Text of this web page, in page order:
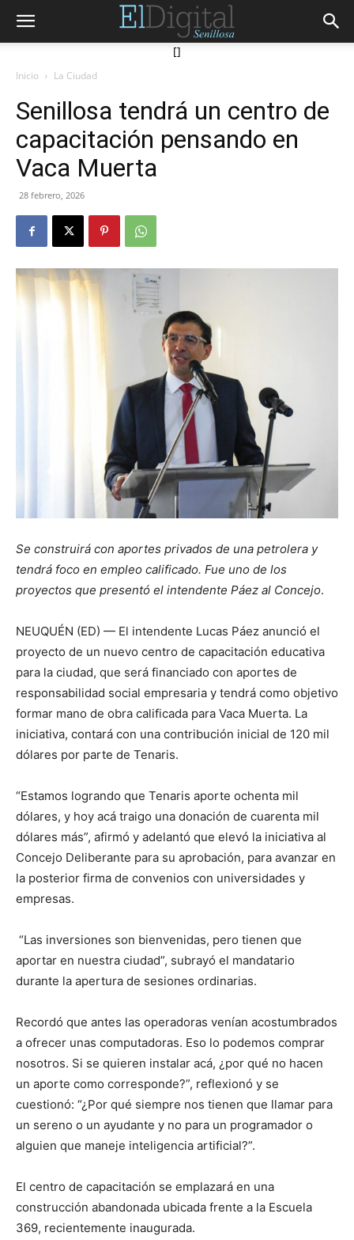
[]
Inicio La Ciudad
Senillosa tendrá un centro de
capacitación pensando en
Vaca Muerta
28 febrero, 2026
Se construirá con aportes privados de una petrolera y
tendrá foco en empleo calificado. Fue uno de los
proyectos que presentó el intendente Páez al Concejo.
NEUQUÉN (ED) — El intendente Lucas Páez anunció el
proyecto de un nuevo centro de capacitación educativa
para la ciudad, que será financiado con aportes de
responsabilidad social empresaria y tendrá como objetivo
formar mano de obra calificada para Vaca Muerta. La
iniciativa, contará con una contribución inicial de 120 mil
dólares por parte de Tenaris.
“Estamos logrando que Tenaris aporte ochenta mil
dólares, y hoy acá traigo una donación de cuarenta mil
dólares más”, afirmó y adelantó que elevó la iniciativa al
Concejo Deliberante para su aprobación, para avanzar en
la posterior firma de convenios con universidades y
empresas.
“Las inversiones son bienvenidas, pero tienen que
aportar en nuestra ciudad”, subrayó el mandatario
durante la apertura de sesiones ordinarias.
Recordó que antes las operadoras venían acostumbrados
a ofrecer unas computadoras. Eso lo podemos comprar
nosotros. Si se quieren instalar acá, ¿por qué no hacen
un aporte como corresponde?”, reflexionó y se
cuestionó: “¿Por qué siempre nos tienen que llamar para
un sereno o un ayudante y no para un programador o
alguien que maneje inteligencia artificial?”.
El centro de capacitación se emplazará en una
construcción abandonada ubicada frente a la Escuela
369, recientemente inaugurada.